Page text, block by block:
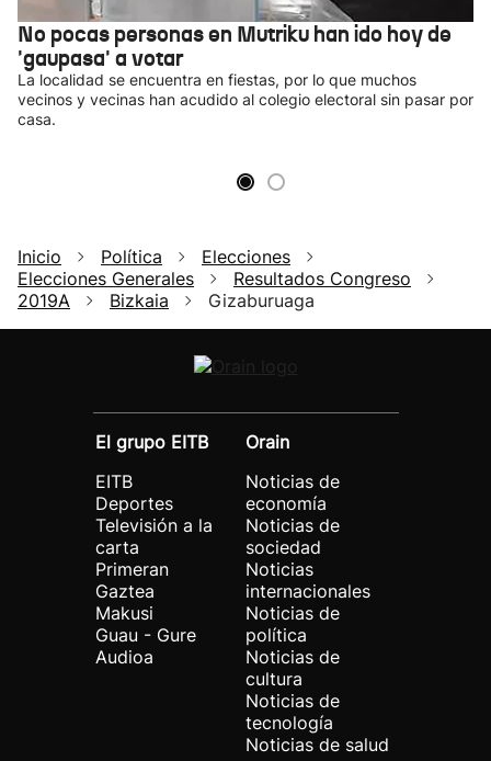
No pocas personas en Mutriku han ido hoy de
'gaupasa' a votar
La localidad se encuentra en fiestas, por lo que muchos
vecinos y vecinas han acudido al colegio electoral sin pasar por
casa.
Inicio Política
Elecciones
Elecciones Generales
Resultados Congreso
2019A
Bizkaia Gizaburuaga
El grupo EITB
EITB
Deportes
Televisión a la
carta
Primeran
Gaztea
Makusi
Guau - Gure
Audioa
Orain
Noticias de
economía
Noticias de
sociedad
Noticias
internacionales
Noticias de
política
Noticias de
cultura
Noticias de
tecnología
Noticias de salud